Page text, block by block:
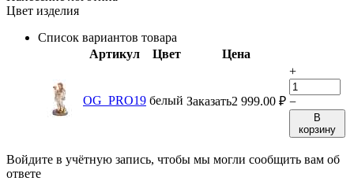
Цвет изделия
Список вариантов товара
Артикул
Цвет Цена
OG_PRO19 белый Заказать2 999.00 ₽
+
−
В
корзину
Войдите в учётную запись, чтобы мы могли сообщить вам об
ответе